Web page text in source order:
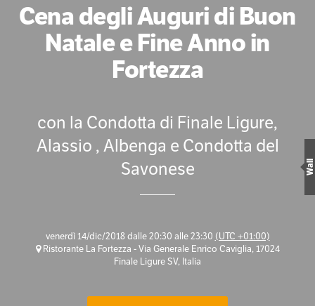
Cena degli Auguri di Buon
Natale e Fine Anno in
Fortezza
con la Condotta di Finale Ligure,
Alassio , Albenga e Condotta del
Savonese
venerdì 14/dic/2018 dalle 20:30 alle 23:30 (UTC +01:00)
Ristorante La Fortezza - Via Generale Enrico Caviglia, 17024
Finale Ligure SV, Italia
Wall